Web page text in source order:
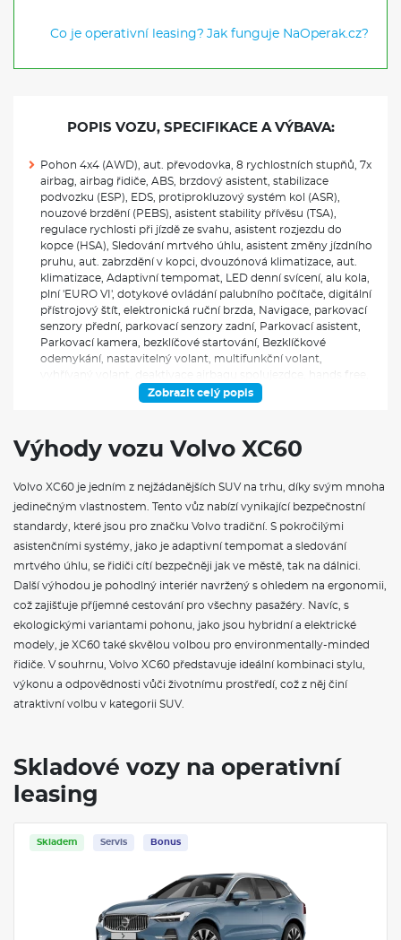
Co je operativní leasing? Jak funguje NaOperak.cz?
POPIS VOZU, SPECIFIKACE A VÝBAVA:
Pohon 4x4 (AWD), aut. převodovka, 8 rychlostních stupňů, 7x
airbag, airbag řidiče, ABS, brzdový asistent, stabilizace
podvozku (ESP), EDS, protiprokluzový systém kol (ASR),
nouzové brzdění (PEBS), asistent stability přívěsu (TSA),
regulace rychlosti při jízdě ze svahu, asistent rozjezdu do
kopce (HSA), Sledování mrtvého úhlu, asistent změny jízdního
pruhu, aut. zabrzdění v kopci, dvouzónová klimatizace, aut.
klimatizace, Adaptivní tempomat, LED denní svícení, alu kola,
plní 'EURO VI', dotykové ovládání palubního počítače, digitální
přístrojový štít, elektronická ruční brzda, Navigace, parkovací
senzory přední, parkovací senzory zadní, Parkovací asistent,
Parkovací kamera, bezklíčové startování, Bezklíčkové
odemykání, nastavitelný volant, multifunkční volant,
vyhřívaný volant, deaktivace airbagu spolujezdce, hands free,
Apple CarPlay, bezdrátová nabíječka mobilních telefonů,
zámků, imobilizér, centrál dálkový, centrální zamykání, Isofix,
ambientní osvětlení interiéru, Vyhřívaná sedadla, el. seřiditelná
sedadlo řidiče, paměť nastavení sedadla řidiče, senzor tlaku v
pneumatikách, LED přední světlomety, zadní světla LED, USB,
digitální příjem rádia (DAB), vyhřívaná zrcátka, zadní loketní
startér, vyhřívaná zadní sedadla
ZÁKLADNÍ INFORMACE O VOLVO XC60
VůzVolvo XC60se vyznačuje elegantním designem a
moderními technologiemi. Tento kompaktní crossovernabízí
pohodlnou jízdu a vynikající výkon na silnici, což z něj činí ideální
pokročilé bezpečnostní systémy
, inovativní infotainment a
kvalitní materiály použité v interiéru. Model XC60 je k dispozici s
flexibilnímu zavazadlovému prostoru je tento vůz praktickým
partnerem pro každý výlet.
4X4
Zobrazit celý popis
Výhody vozu Volvo XC60
Volvo XC60 je jedním z nejžádanějších SUV na trhu, díky svým mnoha
jedinečným vlastnostem. Tento vůz nabízí vynikající bezpečnostní
standardy, které jsou pro značku Volvo tradiční. S pokročilými
asistenčními systémy, jako je adaptivní tempomat a sledování
mrtvého úhlu, se řidiči cítí bezpečněji jak ve městě, tak na dálnici.
Další výhodou je pohodlný interiér navržený s ohledem na ergonomii,
což zajišťuje příjemné cestování pro všechny pasažéry. Navíc, s
ekologickými variantami pohonu, jako jsou hybridní a elektrické
modely, je XC60 také skvělou volbou pro environmentally-minded
řidiče. V souhrnu, Volvo XC60 představuje ideální kombinaci stylu,
výkonu a odpovědnosti vůči životnímu prostředí, což z něj činí
atraktivní volbu v kategorii SUV.
Skladové vozy na operativní
leasing
Bonus